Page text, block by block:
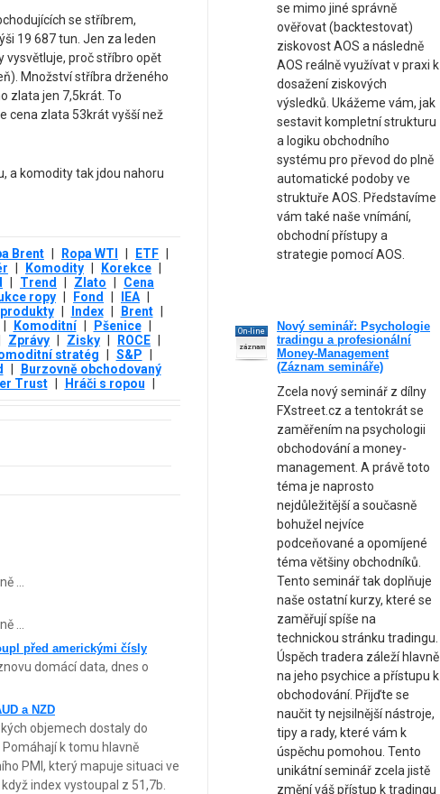
se stříbrem,
19 687 tun. Jen za leden
vysvětluje, proč stříbro opět
Množství stříbra drženého
zlata jen 7,5krát. To
cena zlata 53krát vyšší než
Brent Ropa WTI ETF
Komodity Korekce
Trend Zlato
Cena
ropy Fond IEA
Index Brent
Komoditní Pšenice
Zprávy Zisky ROCE
stratég S&P
Burzovně obchodovaný
Trust Hráči s ropou
...
...
před americkými čísly
domácí data, dnes o
a NZD
objemech dostaly do
k tomu hlavně
PMI, který mapuje situaci ve
index vystoupal z 51,7b.
se mimo jiné správně
ověřovat (backtestovat)
ziskovost AOS a následně
AOS reálně využívat v praxi k
dosažení ziskových
výsledků. Ukážeme vám, jak
sestavit kompletní strukturu
a logiku obchodního
systému pro převod do plně
automatické podoby ve
struktuře AOS. Představíme
vám také naše vnímání,
obchodní přístupy a
strategie pomocí AOS.
On-line
záznam
Nový seminář: Psychologie
tradingu a profesionální
Money-Management
(Záznam semináře)
Zcela nový seminář z dílny
FXstreet.cz a tentokrát se
zaměřením na psychologii
obchodování a money-
management. A právě toto
téma je naprosto
nejdůležitější a současně
bohužel nejvíce
podceňované a opomíjené
téma většiny obchodníků.
Tento seminář tak doplňuje
naše ostatní kurzy, které se
zaměřují spíše na
technickou stránku tradingu.
Úspěch tradera záleží hlavně
na jeho psychice a přístupu k
obchodování. Přijďte se
naučit ty nejsilnější nástroje,
tipy a rady, které vám k
úspěchu pomohou. Tento
unikátní seminář zcela jistě
změní váš přístup k tradingu